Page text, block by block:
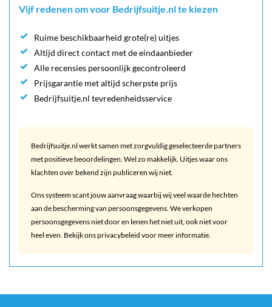
Vijf redenen om voor Bedrijfsuitje.nl te kiezen
Ruime beschikbaarheid grote(re) uitjes
Altijd direct contact met de eindaanbieder
Alle recensies persoonlijk gecontroleerd
Prijsgarantie met altijd scherpste prijs
Bedrijfsuitje.nl tevredenheidsservice
Bedrijfsuitje.nl werkt samen met zorgvuldig geselecteerde partners
met positieve beoordelingen. Wel zo makkelijk. Uitjes waar ons
klachten over bekend zijn publiceren wij niet.
Ons systeem scant jouw aanvraag waarbij wij veel waarde hechten
aan de bescherming van persoonsgegevens. We verkopen
persoonsgegevens niet door en lenen het niet uit, ook niet voor
heel even. Bekijk ons privacybeleid voor meer informatie.